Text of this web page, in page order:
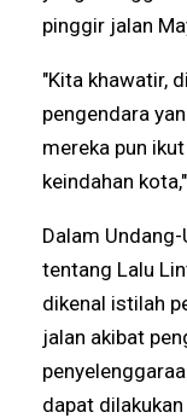
pinggir jalan
"Kita khawatir,
pengendara
mereka pun
keindahan
Dalam
tentang Lalu
dikenal istilah
jalan akibat
dapat